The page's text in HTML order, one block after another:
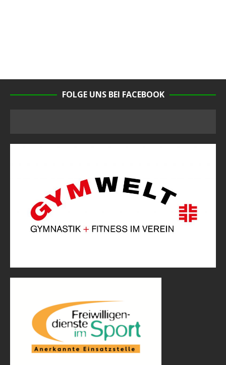
FOLGE UNS BEI FACEBOOK